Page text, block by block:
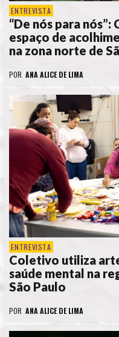
ENTREVISTA
“De nós para nós”:
espaço de
na zona norte de
POR ANA ALICE DE LIMA
ENTREVISTA
Coletivo utiliza
saúde mental na
São Paulo
POR ANA ALICE DE LIMA